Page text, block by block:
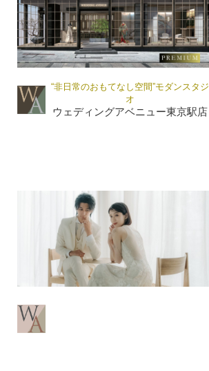
“非日常のおもてなし空間”モダンスタジ
オ
ウェディングアベニュー東京駅店